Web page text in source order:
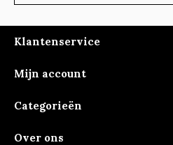
Klantenservice
Mijn account
Categorieën
Over ons